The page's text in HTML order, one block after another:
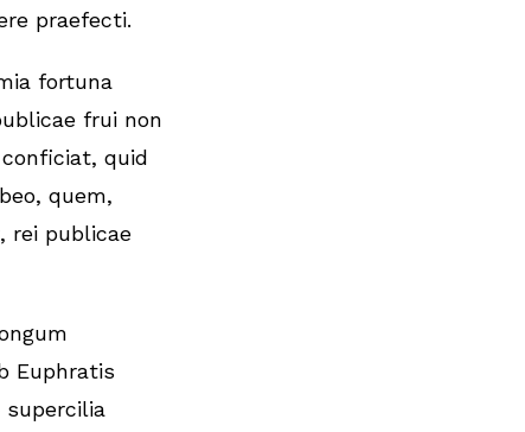
praefecti.
fortuna
frui non
quid
quem,
rei publicae
Euphratis